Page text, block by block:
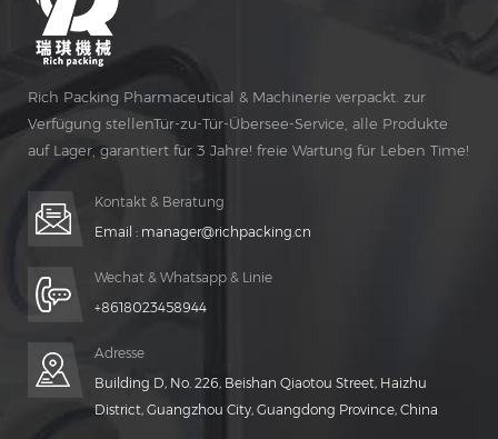
Rich Packing Pharmaceutical & Machinerie verpackt. zur
Verfügung stellenTür-zu-Tür-Übersee-Service, alle Produkte
auf Lager, garantiert für 3 Jahre! freie Wartung für Leben Time!
Kontakt & Beratung
Email : manager@richpacking.cn
Wechat & Whatsapp & Linie
+8618023458944
Adresse
Building D, No. 226, Beishan Qiaotou Street, Haizhu
District, Guangzhou City, Guangdong Province, China